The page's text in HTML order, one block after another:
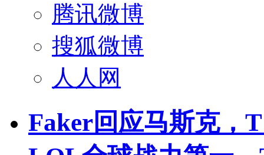
腾讯微博
搜狐微博
人人网
Faker回应马斯克，